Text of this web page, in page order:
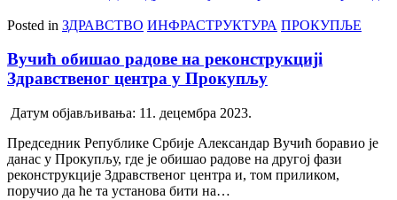
Posted in ЗДРАВСТВО ИНФРАСТРУКТУРА ПРОКУПЉЕ
Вучић обишао радове на реконструкцијi
Здравственог центра у Прокупљу
Датум објављивања: 11. децембра 2023.
Председник Републике Србије Александар Вучић боравио је
данас у Прокупљу, где је обишао радове на другој фази
реконструкције Здравственог центра и, том приликом,
поручио да ће та установа бити на…